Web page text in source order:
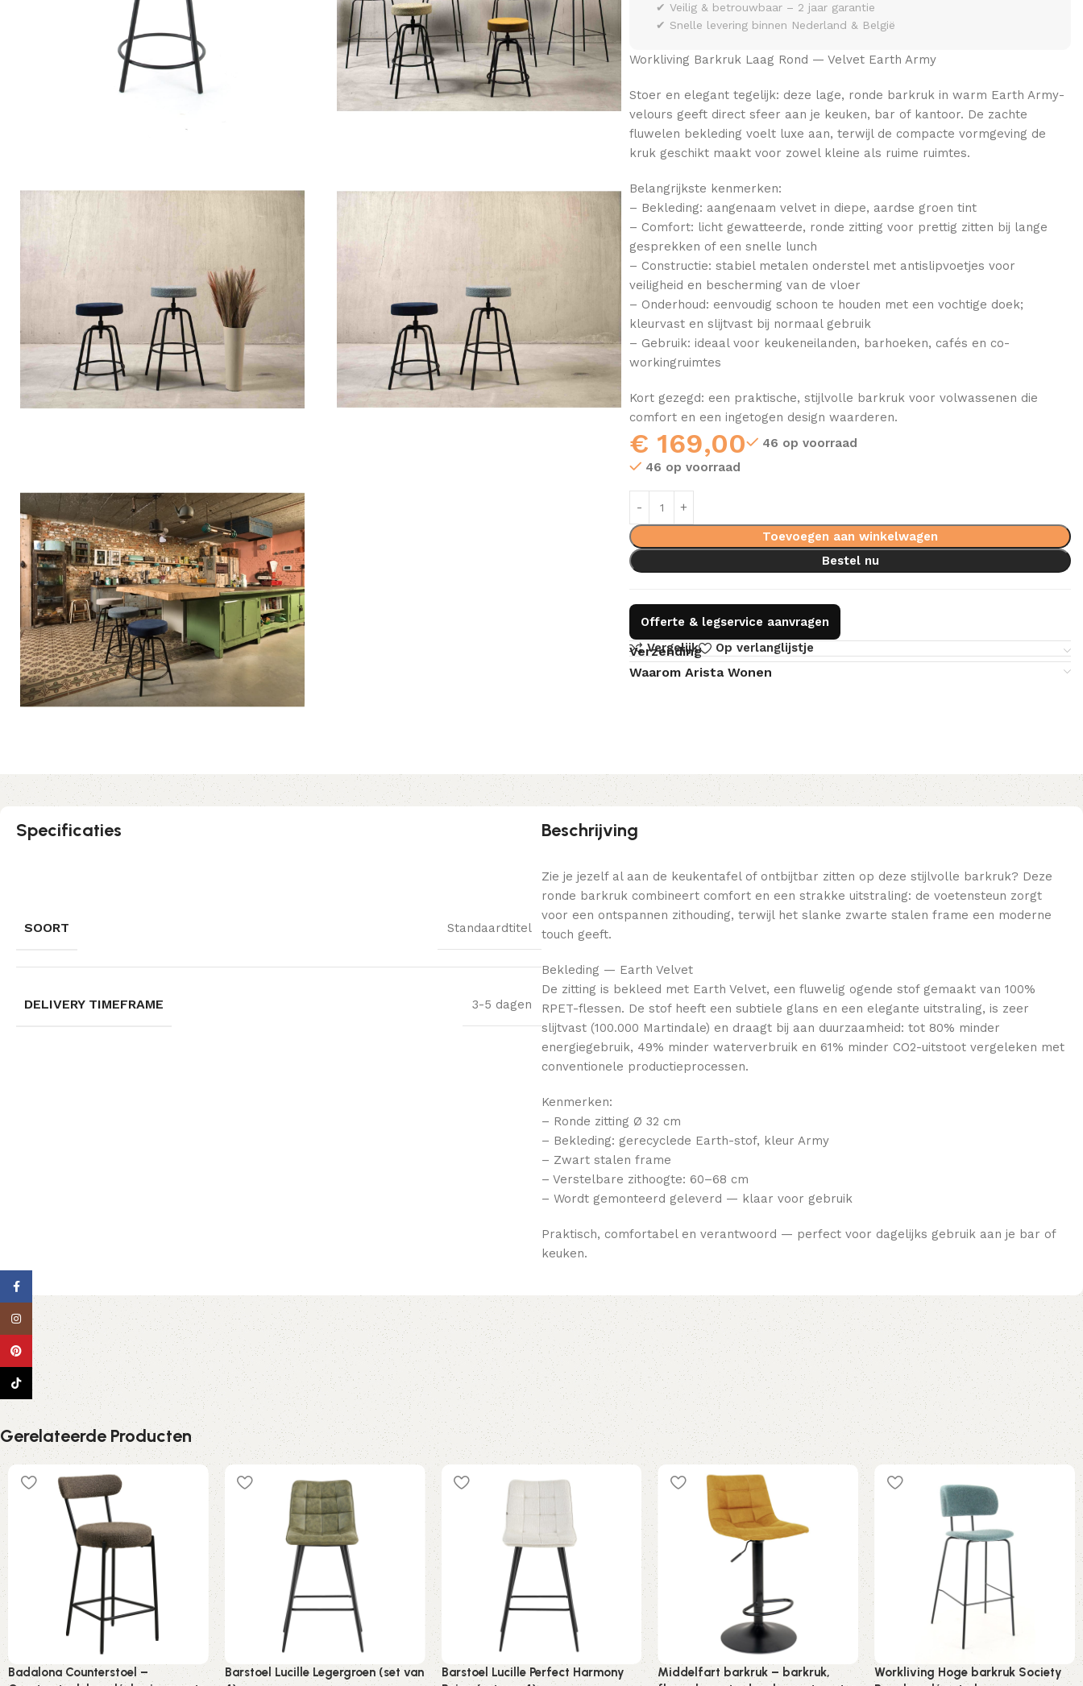
✔ Veilig & betrouwbaar – 2 jaar garantie
✔ Snelle levering binnen Nederland & België
Workliving Barkruk Laag Rond — Velvet Earth Army
Stoer en elegant tegelijk: deze lage, ronde barkruk in warm Earth Army-
velours geeft direct sfeer aan je keuken, bar of kantoor. De zachte
fluwelen bekleding voelt luxe aan, terwijl de compacte vormgeving de
kruk geschikt maakt voor zowel kleine als ruime ruimtes.
Belangrijkste kenmerken:
– Bekleding: aangenaam velvet in diepe, aardse groen tint
– Comfort: licht gewatteerde, ronde zitting voor prettig zitten bij lange
gesprekken of een snelle lunch
– Constructie: stabiel metalen onderstel met antislipvoetjes voor
veiligheid en bescherming van de vloer
– Onderhoud: eenvoudig schoon te houden met een vochtige doek;
kleurvast en slijtvast bij normaal gebruik
– Gebruik: ideaal voor keukeneilanden, barhoeken, cafés en co-
workingruimtes
Kort gezegd: een praktische, stijlvolle barkruk voor volwassenen die
comfort en een ingetogen design waarderen.
€ 169,00
46 op voorraad
46 op voorraad
Toevoegen aan winkelwagen
Bestel nu
Offerte & legservice aanvragen
Vergelijk
Op verlanglijstje
Verzending
Waarom Arista Wonen
Specificaties
SOORT Standaardtitel
DELIVERY TIMEFRAME 3-5 dagen
Beschrijving
Zie je jezelf al aan de keukentafel of ontbijtbar zitten op deze stijlvolle barkruk? Deze
ronde barkruk combineert comfort en een strakke uitstraling: de voetensteun zorgt
voor een ontspannen zithouding, terwijl het slanke zwarte stalen frame een moderne
touch geeft.
Bekleding — Earth Velvet
De zitting is bekleed met Earth Velvet, een fluwelig ogende stof gemaakt van 100%
RPET-flessen. De stof heeft een subtiele glans en een elegante uitstraling, is zeer
slijtvast (100.000 Martindale) en draagt bij aan duurzaamheid: tot 80% minder
energiegebruik, 49% minder waterverbruik en 61% minder CO2-uitstoot vergeleken met
conventionele productieprocessen.
Kenmerken:
– Ronde zitting Ø 32 cm
– Bekleding: gerecyclede Earth-stof, kleur Army
– Zwart stalen frame
– Verstelbare zithoogte: 60–68 cm
– Wordt gemonteerd geleverd — klaar voor gebruik
Praktisch, comfortabel en verantwoord — perfect voor dagelijks gebruik aan je bar of
keuken.
Gerelateerde Producten
Badalona Counterstoel –
Barstoel Lucille Legergroen (set van
Barstoel Lucille Perfect Harmony
Middelfart barkruk – barkruk,
Workliving Hoge barkruk Society
Instagram
Pinterest
TikTok